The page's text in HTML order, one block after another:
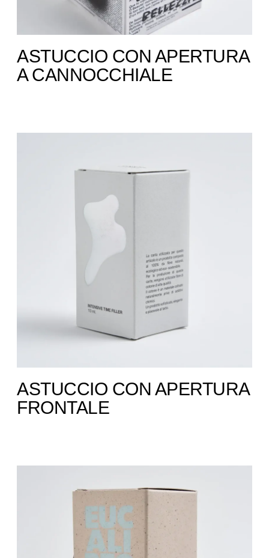
ASTUCCIO CON APERTURA
A CANNOCCHIALE
ASTUCCIO CON APERTURA
FRONTALE ​